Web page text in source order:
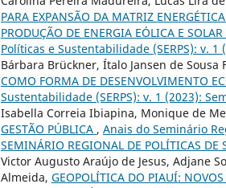
PARA EXPANSÃO DA MATRIZ
PRODUÇÃO DE ENERGIA EÓLICA E
Políticas e Sustentabilidade (SERPS): v.
Bárbara Brückner, Ítalo Jansen de Sousa
COMO FORMA DE DESENVOLVIMENTO
Sustentabilidade (SERPS): v. 1 (2023):
Isabella Correia Ibiapina, Monique de
GESTÃO PÚBLICA , Anais do Seminário
SEMINÁRIO REGIONAL DE POLÍTICAS DE
Victor Augusto Araújo de Jesus, Adjane
Almeida, GEOPOLÍTICA DO PIAUÍ: